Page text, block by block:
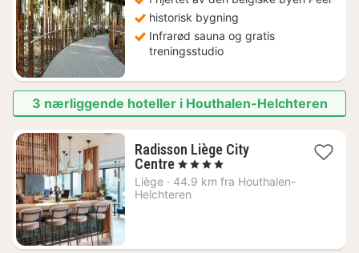
historisk bygning
Infrarød sauna og gratis
treningsstudio
3 nærliggende hoteller i Houthalen-Helchteren
Radisson Liège City
Centre1
natt
fra
, 4 Stjerner
Liège · 44.9 km fra Houthalen-
Helchteren